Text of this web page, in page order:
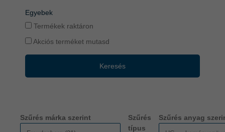
Egyebek
Termékek raktáron
Akciós terméket mutasd
Keresés
Szűrés márka szerint
Szűrés
típus
Szűrés anyag